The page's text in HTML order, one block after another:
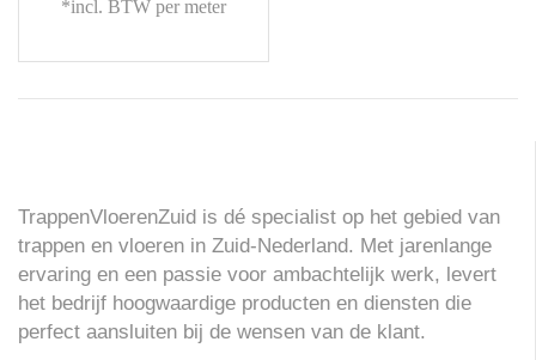
*incl. BTW per meter
TrappenVloerenZuid is dé specialist op het gebied van
trappen en vloeren in Zuid-Nederland. Met jarenlange
ervaring en een passie voor ambachtelijk werk, levert
het bedrijf hoogwaardige producten en diensten die
perfect aansluiten bij de wensen van de klant.